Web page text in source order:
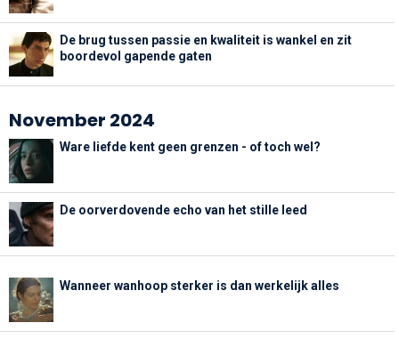
De brug tussen passie en kwaliteit is wankel en zit
boordevol gapende gaten
November 2024
Ware liefde kent geen grenzen - of toch wel?
De oorverdovende echo van het stille leed
Wanneer wanhoop sterker is dan werkelijk alles